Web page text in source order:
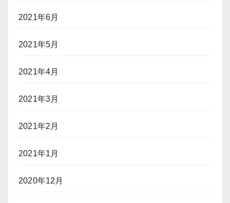
2021年6月
2021年5月
2021年4月
2021年3月
2021年2月
2021年1月
2020年12月